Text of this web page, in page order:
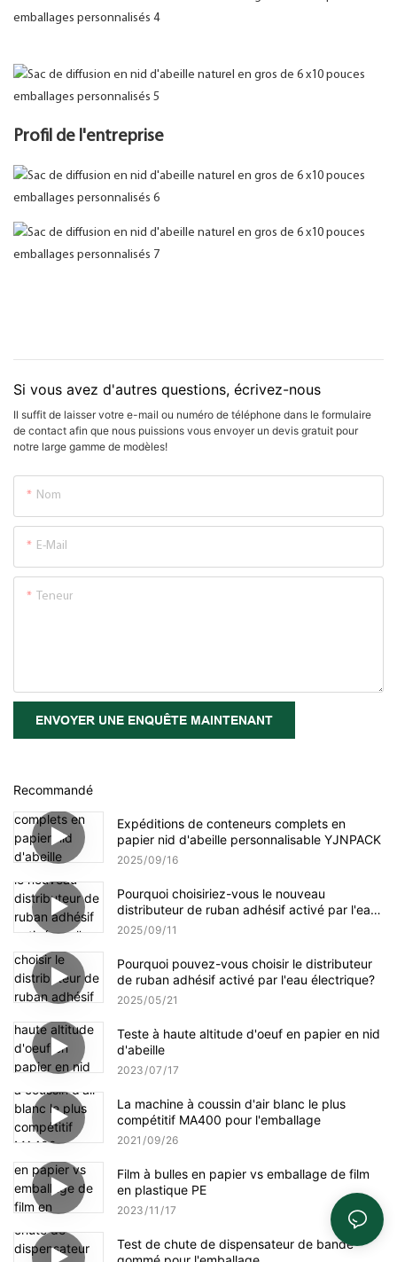
Profil de l'entreprise
Si vous avez d'autres questions, écrivez-nous
Il suffit de laisser votre e-mail ou numéro de téléphone dans le formulaire
de contact afin que nous puissions vous envoyer un devis gratuit pour
notre large gamme de modèles!
Nom
E-Mail
Teneur
ENVOYER UNE ENQUÊTE MAINTENANT
Recommandé
Expéditions de conteneurs complets en
papier nid d'abeille personnalisable YJNPACK
2025 09 16
Pourquoi choisiriez-vous le nouveau
distributeur de ruban adhésif activé par l'eau
amélioré NT-AT 3.0 ?
2025 09 11
Pourquoi pouvez-vous choisir le distributeur
de ruban adhésif activé par l'eau électrique?
2025 05 21
Teste à haute altitude d'oeuf en papier en nid
d'abeille
2023 07 17
La machine à coussin d'air blanc le plus
compétitif MA400 pour l'emballage
2021 09 26
Film à bulles en papier vs emballage de film
en plastique PE
2023 11 17
Test de chute de dispensateur de bande